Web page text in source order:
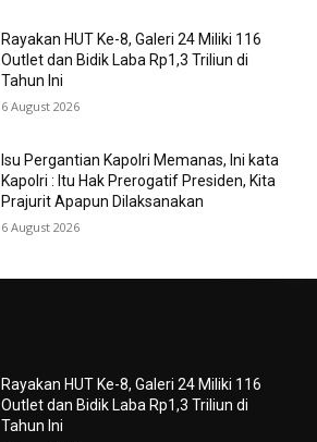
Rayakan HUT Ke-8, Galeri 24 Miliki 116
Outlet dan Bidik Laba Rp1,3 Triliun di
Tahun Ini
6 August 2026
Isu Pergantian Kapolri Memanas, Ini kata
Kapolri : Itu Hak Prerogatif Presiden, Kita
Prajurit Apapun Dilaksanakan
6 August 2026
Rayakan HUT Ke-8, Galeri 24 Miliki 116
Outlet dan Bidik Laba Rp1,3 Triliun di
Tahun Ini